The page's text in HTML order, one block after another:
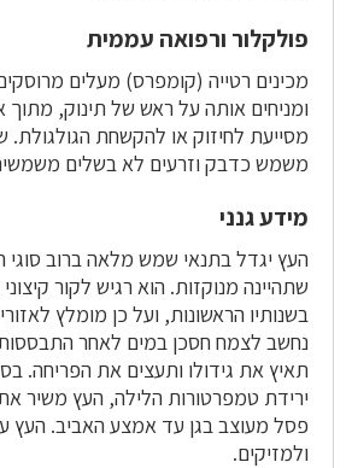
פולקלור ורפואה עממית
מכינים רטייה (קומפרס) מעלים
ומניחים אותה על ראש של תינוק, מתוך
מסייעת לחיזוק או להקשחת
משמש כדבק וזרעים לא בשלים
מידע גנני
העץ יגדל בתנאי שמש מלאה ברוב סוגי
שתהיינה מנוקזות. הוא רגיש לקור
בשנותיו הראשונות, ועל כן מומלץ
נחשב לצמח חסכן במים לאחר
תאיץ את גידולו ותעצים את הפריחה.
ירידת טמפרטורות הלילה, העץ משיר
פסל מעוצב בגן עד אמצע האביב. העץ
ולמזיקים.